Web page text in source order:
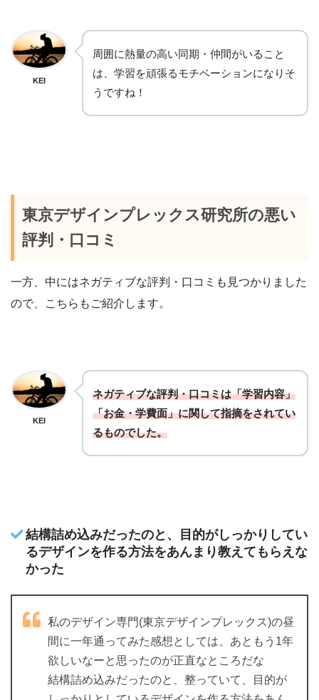
KEI
周囲に熱量の高い同期・仲間がいること
は、学習を頑張るモチベーションになりそ
うですね！
東京デザインプレックス研究所の悪い
評判・口コミ
一方、中にはネガティブな評判・口コミも見つかりました
ので、こちらもご紹介します。
KEI
ネガティブな評判・口コミは「学習内容」
「お金・学費面」に関して指摘をされてい
るものでした。
結構詰め込みだったのと、目的がしっかりしてい
るデザインを作る方法をあんまり教えてもらえな
かった
私のデザイン専門(東京デザインプレックス)の昼
間に一年通ってみた感想としては、あともう1年
欲しいなーと思ったのが正直なところだな
結構詰め込みだったのと、整っていて、目的が